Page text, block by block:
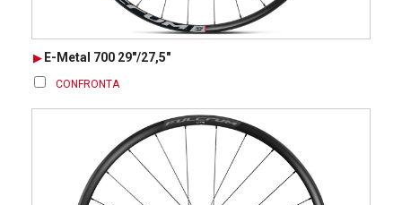
E-Metal 700 29"/27,5"
CONFRONTA